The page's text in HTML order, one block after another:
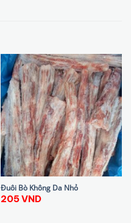
Đuôi Bò Không Da Nhỏ
205VND